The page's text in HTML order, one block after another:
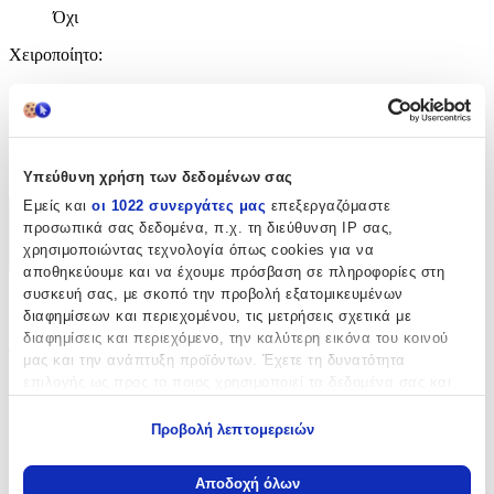
Υπεύθυνη χρήση των δεδομένων σας
Εμείς και οι 1022 συνεργάτες μας επεξεργαζόμαστε
προσωπικά σας δεδομένα, π.χ. τη διεύθυνση IP σας,
χρησιμοποιώντας τεχνολογία όπως cookies για να
αποθηκεύουμε και να έχουμε πρόσβαση σε πληροφορίες στη
συσκευή σας, με σκοπό την προβολή εξατομικευμένων
διαφημίσεων και περιεχομένου, τις μετρήσεις σχετικά με
διαφημίσεις και περιεχόμενο, την καλύτερη εικόνα του κοινού
μας και την ανάπτυξη προϊόντων. Έχετε τη δυνατότητα
Να συλλέξουμε πληροφορίες σχετικά με τη γεωγραφική
Προβολή λεπτομερειών
Αποδοχή όλων
Όχι
Χειροποίητο:
Adar
Χαρακτηριστικά
Χαρακτηριστικά
Τύπος :
Μπρελόκ
Όχι